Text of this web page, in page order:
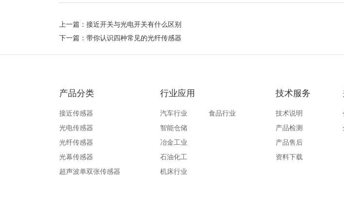
上一篇： 接近开关与光电开关有什么区别
下一篇： 带你认识四种常见的光纤传感器
产品分类
接近传感器
光电传感器
光纤传感器
光幕传感器
超声波单双张传感器
行业应用
汽车行业
智能仓储
冶金工业
石油化工
机床行业
食品行业
技术服务
技术说明
产品检测
产品售后
资料下载